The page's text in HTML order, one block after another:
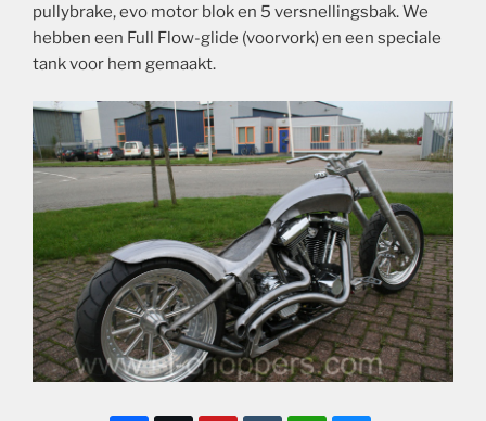
pullybrake, evo motor blok en 5 versnellingsbak. We
hebben een Full Flow-glide (voorvork) en een speciale
tank voor hem gemaakt.